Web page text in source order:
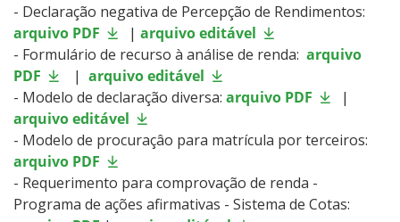
- Declaração negativa de Percepção de Rendimentos:
arquivo PDF
| arquivo editável
- Formulário de recurso à análise de renda: arquivo
PDF
| arquivo editável
- Modelo de declaração diversa: arquivo PDF
|
arquivo editável
- Modelo de procuraçâo para matrícula por terceiros:
arquivo PDF
- Requerimento para comprovação de renda -
Programa de ações afirmativas - Sistema de Cotas: